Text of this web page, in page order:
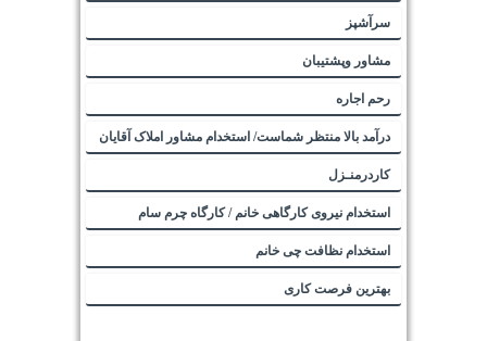
سرآشپز
مشاور وپشتیبان
رحم اجاره
درآمد بالا منتظر شماست/ استخدام مشاور املاک آقایان
کاردرمنـزل
استخدام نیروی کارگاهی خانم / کارگاه چرم سام
استخدام نظافت چی خانم
بهترین فرصت کاری